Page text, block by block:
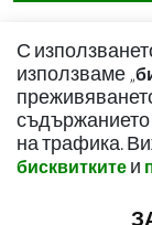
С
използваме „
съдържанието
на трафика.
бисквитките и